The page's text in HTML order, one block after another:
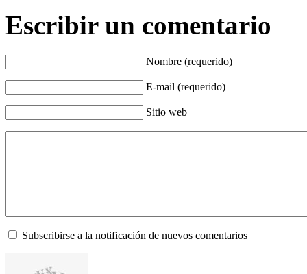
Escribir un comentario
Nombre (requerido)
E-mail (requerido)
Sitio web
Subscribirse a la notificación de nuevos comentarios